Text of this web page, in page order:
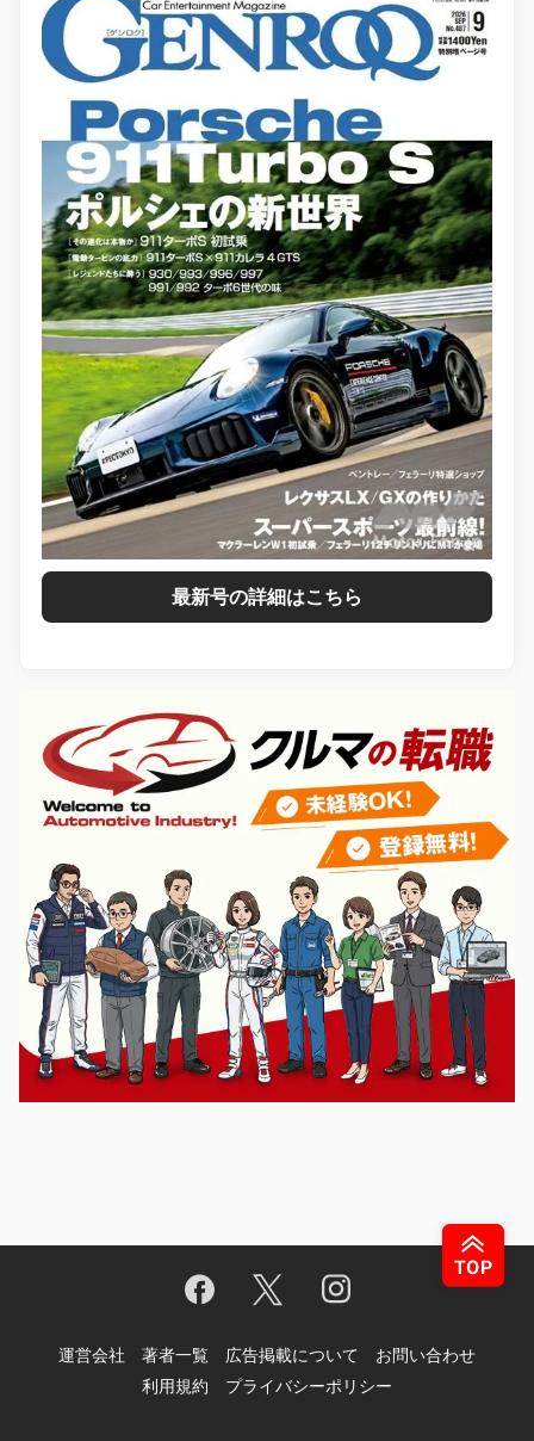
最新号の詳細はこちら
運営会社 著者一覧 広告掲載について
お問い合わせ
利用規約
プライバシーポリシー